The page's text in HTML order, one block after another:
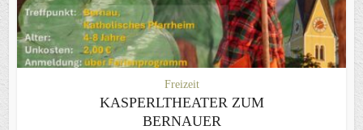
Freizeit
KASPERLTHEATER ZUM
BERNAUER